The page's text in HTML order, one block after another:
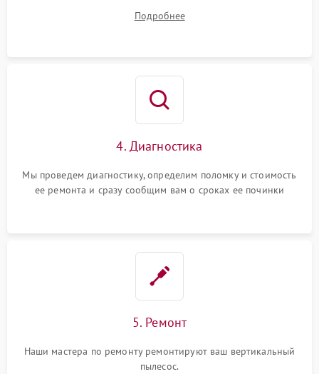
Подробнее
4. Диагностика
Мы проведем диагностику, определим поломку и стоимость
ее ремонта и сразу сообщим вам о сроках ее починки
5. Ремонт
Наши мастера по ремонту ремонтируют ваш вертикальный
пылесос.